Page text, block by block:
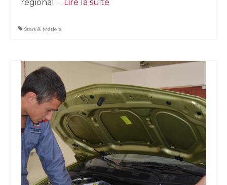
régional … Lire la suite­­
Stars & Métiers